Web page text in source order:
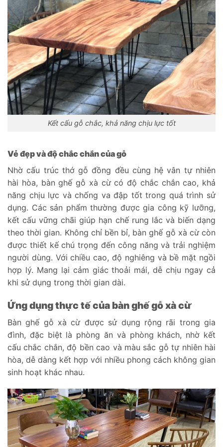
Kết cấu gỗ chắc, khả năng chịu lực tốt
Vẻ đẹp và độ chắc chắn của gỗ
Nhờ cấu trúc thớ gỗ đồng đều cùng hệ vân tự nhiên
hài hòa, bàn ghế gỗ xà cừ có độ chắc chắn cao, khả
năng chịu lực và chống va đập tốt trong quá trình sử
dụng. Các sản phẩm thường được gia công kỹ lưỡng,
kết cấu vững chãi giúp hạn chế rung lắc và biến dạng
theo thời gian. Không chỉ bền bỉ, bàn ghế gỗ xà cừ còn
được thiết kế chú trọng đến công năng và trải nghiệm
người dùng. Với chiều cao, độ nghiêng và bề mặt ngồi
hợp lý. Mang lại cảm giác thoải mái, dễ chịu ngay cả
khi sử dụng trong thời gian dài.
Ứng dụng thực tế của bàn ghế gỗ xà cừ
Bàn ghế gỗ xà cừ được sử dụng rộng rãi trong gia
đình, đặc biệt là phòng ăn và phòng khách, nhờ kết
cấu chắc chắn, độ bền cao và màu sắc gỗ tự nhiên hài
hòa, dễ dàng kết hợp với nhiều phong cách không gian
sinh hoạt khác nhau.